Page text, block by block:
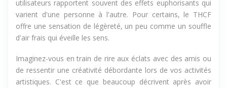
utilisateurs rapportent souvent des effets euphorisants qui
varient d'une personne à l'autre. Pour certains, le THCF
offre une sensation de légèreté, un peu comme un souffle
d'air frais qui éveille les sens.
Imaginez-vous en train de rire aux éclats avec des amis ou
de ressentir une créativité débordante lors de vos activités
artistiques. C'est ce que beaucoup décrivent après avoir